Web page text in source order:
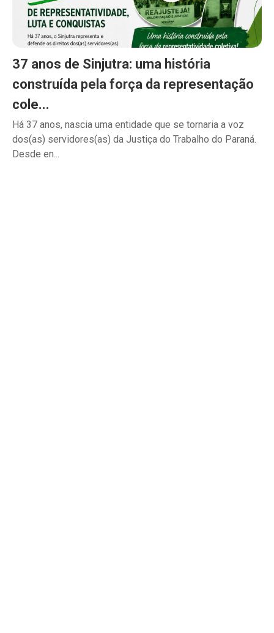
37 anos de Sinjutra: uma história
construída pela força da representação
cole...
Há 37 anos, nascia uma entidade que se tornaria a voz
dos(as) servidores(as) da Justiça do Trabalho do Paraná.
Desde en...